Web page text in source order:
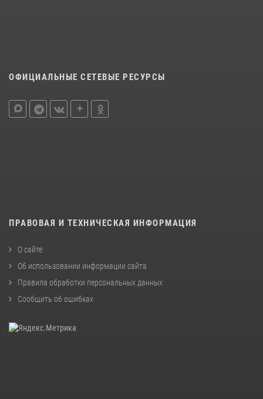
ОФИЦИАЛЬНЫЕ СЕТЕВЫЕ РЕСУРСЫ
ПРАВОВАЯ И ТЕХНИЧЕСКАЯ ИНФОРМАЦИЯ
О сайте
Об использовании информации сайта
Правила обработки персональных данных
Сообщить об ошибках